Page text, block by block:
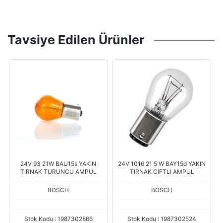
Tavsiye Edilen Ürünler
24V 93 21W BAU15s YAKIN
TIRNAK TURUNCU AMPUL
BOSCH
Stok Kodu : 1987302866
24V 1016 21 5 W BAY15d YAKIN
TIRNAK CIFTLI AMPUL
BOSCH
Stok Kodu : 1987302524